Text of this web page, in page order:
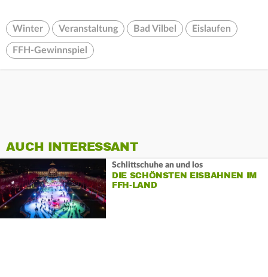
Winter Veranstaltung Bad Vilbel Eislaufen
FFH-Gewinnspiel
AUCH INTERESSANT
Schlittschuhe an und los
DIE SCHÖNSTEN EISBAHNEN IM
FFH-LAND